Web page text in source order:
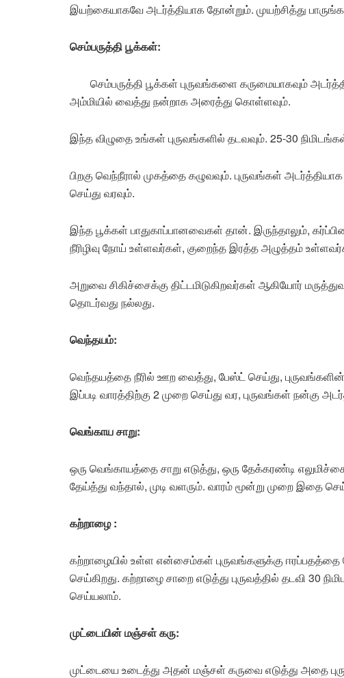
இயற்கையாகவே அடர்த்தியாக தோன்றும். முயற்சித்து
செம்பருத்தி பூக்கள்:
செம்பருத்தி பூக்கள் புருவங்களை கருமையாகவும்
அம்மியில் வைத்து நன்றாக அரைத்து கொள்ளவும்.
இந்த விழுதை உங்கள் புருவங்களில் தடவவும். 25-30
பிறகு வெந்நீரால் முகத்தை கழுவவும். புருவங்கள்
செய்து வரவும்.
இந்த பூக்கள் பாதுகாப்பானவைகள் தான். இருந்தாலும்,
நீரிழிவு நோய் உள்ளவர்கள், குறைந்த இரத்த அழுத்தம்
அறுவை சிகிச்சைக்கு திட்டமிடுகிறவர்கள் ஆகியோர்
தொடர்வது நல்லது.
வெந்தயம்:
வெந்தயத்தை நீரில் ஊற வைத்து, பேஸ்ட் செய்து,
இப்படி வாரத்திற்கு 2 முறை செய்து வர, புருவங்கள் நன்கு
வெங்காய சாறு:
ஒரு வெங்காயத்தை சாறு எடுத்து, ஒரு தேக்கரண்டி
தேய்த்து வந்தால், முடி வளரும். வாரம் மூன்று முறை இதை
கற்றாழை :
கற்றாழையில் உள்ள என்சைம்கள் புருவங்களுக்கு ஈரப்பதத்தை
செய்கிறது. கற்றாழை சாறை எடுத்து புருவத்தில் தடவி 30
செய்யலாம்.
முட்டையின் மஞ்சள் கரு:
முட்டையை உடைத்து அதன் மஞ்சள் கருவை எடுத்து அதை